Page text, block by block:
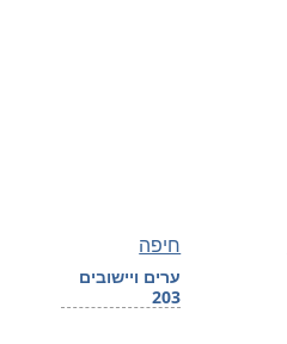
חיפה
ערים ויישובים
203